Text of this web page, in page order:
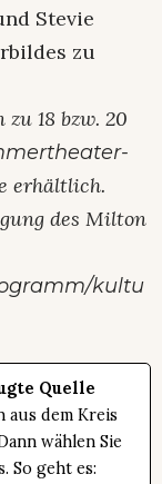
Stevie
zu
18 bzw. 20
erhältlich.
des Milton
kultu
Quelle
aus dem Kreis
wählen Sie
So geht es: